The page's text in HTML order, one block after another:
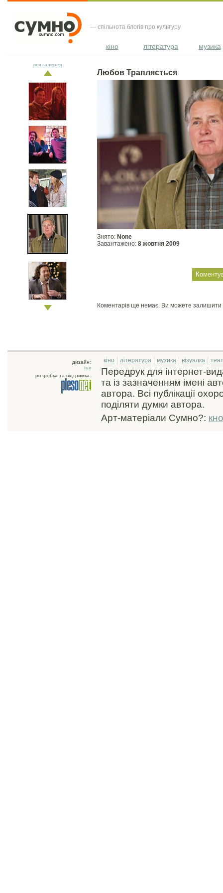
— спільнота блогів про культуру
кіно література музика
Любов Трапляється
Знято: None
Завантажено: 8 жовтня 2009
Коментарів ще немає. Ви можете
вся галерея
дизайн:
tux
розробка та підтримка:
кіно література музика візуалка
Передрук для інтернет-
та із зазначенням імені
автора. Всі публікації
поділяти думки автора.
Арт-матеріали Сумно?: